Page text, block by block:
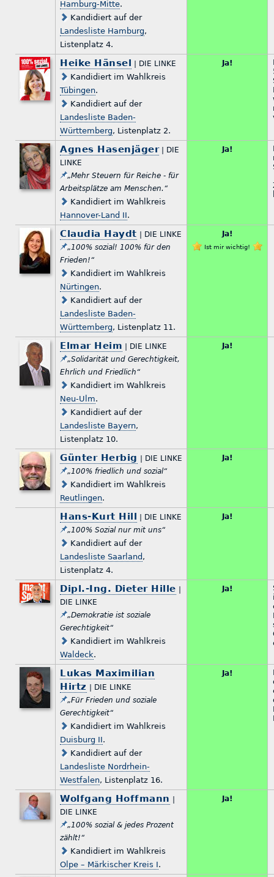
Hamburg-Mitte.
Kandidiert auf der
Landesliste Hamburg,
Listenplatz 4.
Heike Hänsel | DIE LINKE
Kandidiert im Wahlkreis
Tübingen.
Kandidiert auf der
Landesliste Baden-
Württemberg, Listenplatz 2.
Ja!
Agnes Hasenjäger| DIE
LINKE
„Mehr Steuern für Reiche - für
Arbeitsplätze am Menschen.“
Kandidiert im Wahlkreis
Hannover-Land II.
Ja!
Claudia Haydt | DIE LINKE
„100% sozial! 100% für den
Frieden!“
Kandidiert im Wahlkreis
Nürtingen.
Kandidiert auf der
Landesliste Baden-
Württemberg, Listenplatz 11.
Ja!
Ist mir wichtig!
Elmar Heim | DIE LINKE
„Solidarität und Gerechtigkeit,
Ehrlich und Friedlich“
Kandidiert im Wahlkreis
Neu-Ulm.
Kandidiert auf der
Landesliste Bayern,
Listenplatz 10.
Ja!
Günter Herbig
| DIE LINKE
„100% friedlich und sozial“
Kandidiert im Wahlkreis
Reutlingen.
Ja!
Hans-Kurt Hill
| DIE LINKE
„100% Sozial nur mit uns“
Kandidiert auf der
Landesliste Saarland ,
Listenplatz 4.
Ja!
Dipl.-Ing. Dieter Hille
DIE LINKE
„Demokratie ist soziale
Gerechtigkeit“
Kandidiert im Wahlkreis
Waldeck.
Ja!
Lukas Maximilian
Hirtz
| DIE LINKE
„Für Frieden und soziale
Gerechtigkeit“
Kandidiert im Wahlkreis
Duisburg II.
Kandidiert auf der
Landesliste Nordrhein-
Westfalen, Listenplatz 16.
Ja!
Wolfgang Hoffmann
DIE LINKE
„100% sozial & jedes Prozent
zählt!“
Kandidiert im Wahlkreis
Olpe – Märkischer Kreis I.
Ja!